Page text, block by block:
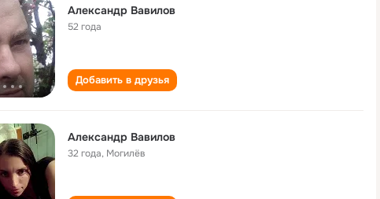
Александр Вавилов
52 года
Добавить в друзья
Александр Вавилов
32 года, Могилёв